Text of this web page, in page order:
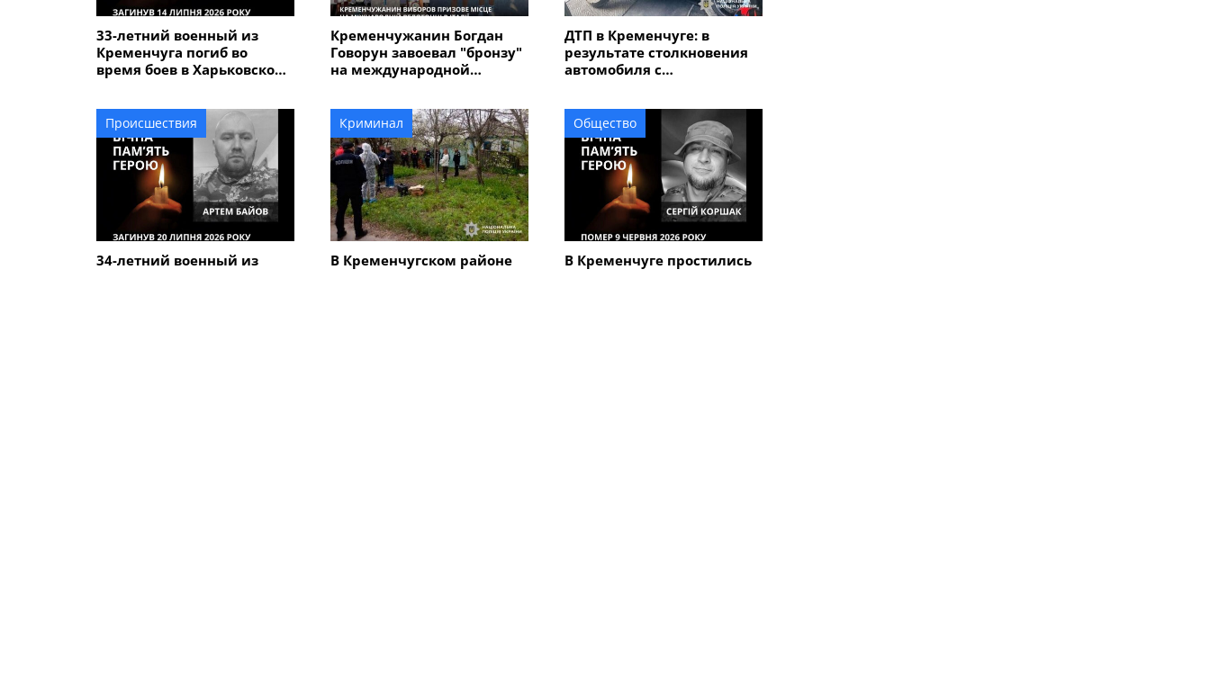
33-летний военный из
Кременчуга погиб во
время боев в Харьковской
Кременчужанин Богдан
Говорун завоевал "бронзу"
на международной
ДТП в Кременчуге: в
результате столкновения
автомобиля с
Происшествия
34-летний военный из
Криминал
В Кременчугском районе
Общество
В Кременчуге простились